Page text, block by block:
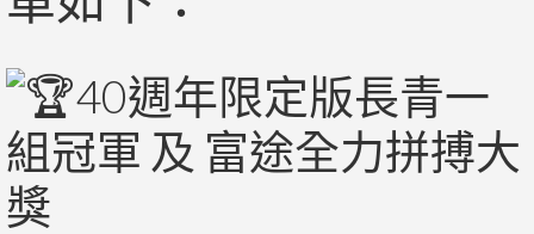
40週年限定版長青一
組冠軍 及 富途全力拼搏大
獎